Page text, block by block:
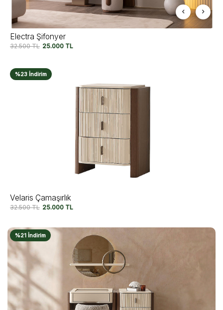
Electra Şifonyer
32.500TL 25.000 TL
%23 İndirim
Velaris Çamaşırlık
32.500TL 25.000 TL
%21 İndirim